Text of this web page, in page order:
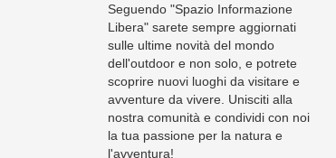
Seguendo "Spazio Informazione
Libera" sarete sempre aggiornati
sulle ultime novità del mondo
dell'outdoor e non solo, e potrete
scoprire nuovi luoghi da visitare e
avventure da vivere. Unisciti alla
nostra comunità e condividi con noi
la tua passione per la natura e
l'avventura!